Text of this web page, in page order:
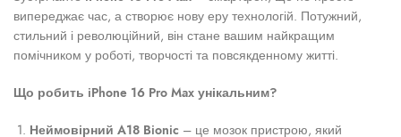
випереджає час, а створює нову еру технологій. Потужний,
стильний і революційний, він стане вашим найкращим
помічником у роботі, творчості та повсякденному житті.
Що робить iPhone 16 Pro Max унікальним?
1. Неймовірний A18 Bionic – це мозок пристрою, який